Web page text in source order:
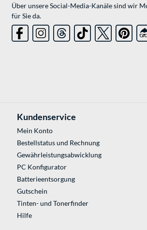
Über unsere Social-Media-Kanäle sind wir
für Sie da.
Kundenservice
Mein Konto
Bestellstatus und Rechnung
Gewährleistungsabwicklung
PC Konfigurator
Batterieentsorgung
Gutschein
Tinten- und Tonerfinder
Hilfe